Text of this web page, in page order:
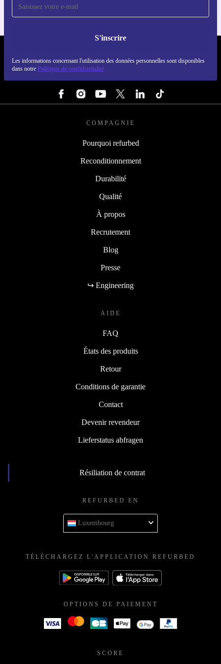
S'inscrire
Les informations concernant l'utilisation des données personnelles sont disponibles
dans notre Politique de confidentialité
COMPAGNIE
Pourquoi refurbed
Reconditionnement
Durabilité
Qualité
À propos
Recrutement
Blog
Presse
↪ Engineering
AIDE
FAQ
États des produits
Retour
Conditions de garantie
Contact
Devenir revendeur
Lieferstatus abfragen
Résiliation de contrat
REFURBED EN
Luxembourg
TÉLÉCHARGEZ L'APPLICATION REFURBED
OPTIONS DE PAIEMENT
SCORE